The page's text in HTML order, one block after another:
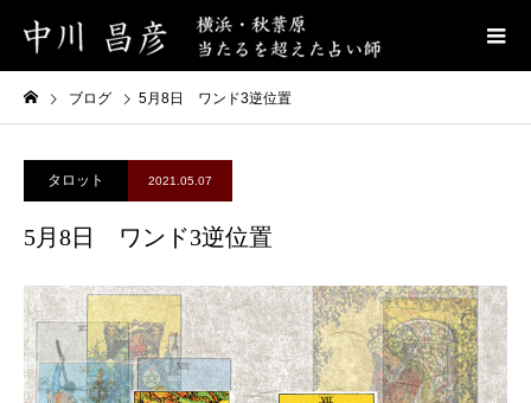
ブログ 5月8日 ワンド3逆位置
タロット 2021.05.07
5月8日 ワンド3逆位置